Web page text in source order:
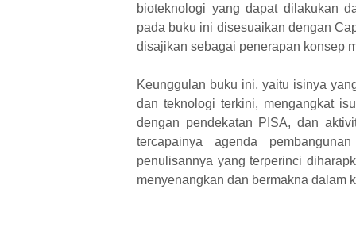
bioteknologi yang dapat dilakukan
pada buku ini disesuaikan dengan
disajikan sebagai penerapan konsep
Keunggulan buku ini, yaitu isinya
dan teknologi terkini, mengangkat
dengan pendekatan PISA, dan
tercapainya agenda
penulisannya yang terperinci
menyenangkan dan bermakna dalam